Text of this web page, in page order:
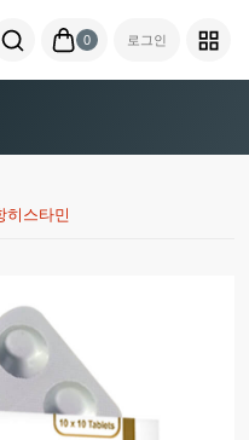
0 로그인
히스타민